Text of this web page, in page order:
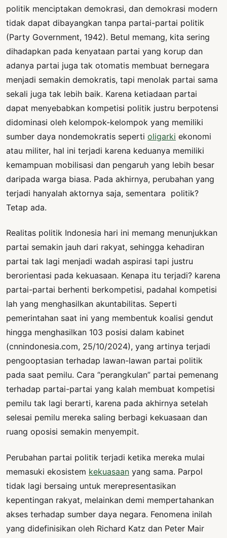
politik menciptakan demokrasi, dan demokrasi modern
tidak dapat dibayangkan tanpa partai-partai politik
(Party Government, 1942). Betul memang, kita sering
dihadapkan pada kenyataan partai yang korup dan
adanya partai juga tak otomatis membuat bernegara
menjadi semakin demokratis, tapi menolak partai sama
sekali juga tak lebih baik. Karena ketiadaan partai
dapat menyebabkan kompetisi politik justru berpotensi
didominasi oleh kelompok-kelompok yang memiliki
sumber daya nondemokratis seperti oligarki ekonomi
atau militer, hal ini terjadi karena keduanya memiliki
kemampuan mobilisasi dan pengaruh yang lebih besar
daripada warga biasa. Pada akhirnya, perubahan yang
terjadi hanyalah aktornya saja, sementara politik?
Tetap ada.
Realitas politik Indonesia hari ini memang menunjukkan
partai semakin jauh dari rakyat, sehingga kehadiran
partai tak lagi menjadi wadah aspirasi tapi justru
berorientasi pada kekuasaan. Kenapa itu terjadi? karena
partai-partai berhenti berkompetisi, padahal kompetisi
lah yang menghasilkan akuntabilitas. Seperti
pemerintahan saat ini yang membentuk koalisi gendut
hingga menghasilkan 103 posisi dalam kabinet
(cnnindonesia.com, 25/10/2024), yang artinya terjadi
pengooptasian terhadap lawan-lawan partai politik
pada saat pemilu. Cara “perangkulan” partai pemenang
terhadap partai-partai yang kalah membuat kompetisi
pemilu tak lagi berarti, karena pada akhirnya setelah
selesai pemilu mereka saling berbagi kekuasaan dan
ruang oposisi semakin menyempit.
Perubahan partai politik terjadi ketika mereka mulai
memasuki ekosistem kekuasaan yang sama. Parpol
tidak lagi bersaing untuk merepresentasikan
kepentingan rakyat, melainkan demi mempertahankan
akses terhadap sumber daya negara. Fenomena inilah
yang didefinisikan oleh Richard Katz dan Peter Mair